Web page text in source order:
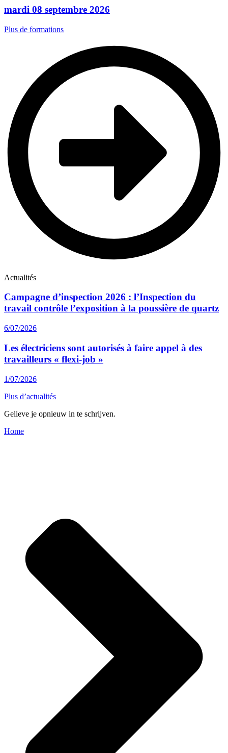
mardi 08 septembre 2026
Plus de formations
Actualités
Campagne d’inspection 2026 : l’Inspection du
travail contrôle l’exposition à la poussière de quartz
6/07/2026
Les électriciens sont autorisés à faire appel à des
travailleurs « flexi-job »
1/07/2026
Plus d’actualités
Gelieve je opnieuw in te schrijven.
Home